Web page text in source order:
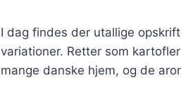
I dag findes der utallige
variationer. Retter som
mange danske hjem, og de